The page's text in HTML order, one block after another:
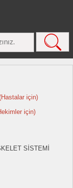
için)
için)
SİSTEMİ